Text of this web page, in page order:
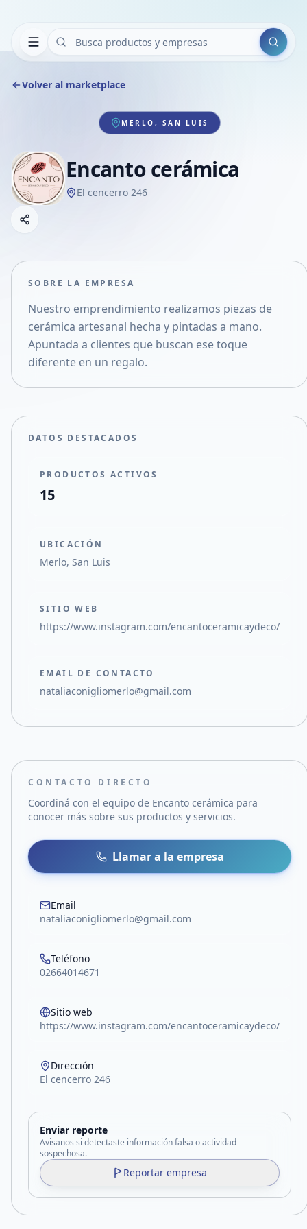
Buscar
Volver al marketplace
MERLO, SAN LUIS
Encanto cerámica
El cencerro 246
Compartir empresa
Compartir en X
SOBRE LA EMPRESA
Nuestro emprendimiento realizamos piezas de
cerámica artesanal hecha y pintadas a mano.
Apuntada a clientes que buscan ese toque
diferente en un regalo.
DATOS DESTACADOS
PRODUCTOS ACTIVOS
15
UBICACIÓN
Merlo, San Luis
SITIO WEB
https://www.instagram.com/encantoceramicaydeco/
EMAIL DE CONTACTO
nataliaconigliomerlo@gmail.com
CONTACTO DIRECTO
Coordiná con el equipo de Encanto cerámica para
conocer más sobre sus productos y servicios.
Llamar a la empresa
Email
nataliaconigliomerlo@gmail.com
Teléfono
02664014671
Sitio web
https://www.instagram.com/encantoceramicaydeco/
Dirección
El cencerro 246
Enviar reporte
Avisanos si detectaste información falsa o actividad
sospechosa.
Reportar empresa